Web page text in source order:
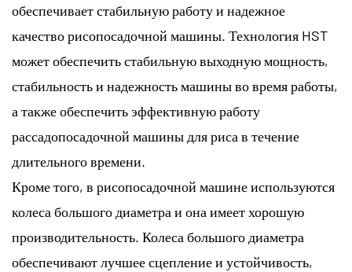
обеспечивает стабильную работу и надежное
качество рисопосадочной машины. Технология HST
может обеспечить стабильную выходную мощность,
стабильность и надежность машины во время работы,
а также обеспечить эффективную работу
рассадопосадочной машины для риса в течение
длительного времени.
Кроме того, в рисопосадочной машине используются
колеса большого диаметра и она имеет хорошую
производительность. Колеса большого диаметра
обеспечивают лучшее сцепление и устойчивость,